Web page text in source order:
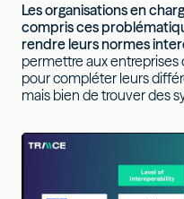
Les organisations en
compris ces
rendre leurs normes
permettre aux
pour compléter leurs
mais bien de trouver des